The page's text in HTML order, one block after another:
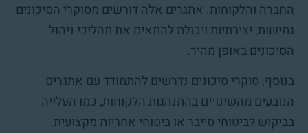
החברה והלקוחות. אתגרים אלה דורשים מסוקרי הסיכונים
גמישות, יצירתיות ויכולת להתאים את תהליכי ניהול
הסיכונים באופן מהיר.
בנוסף, סוקרי סיכונים נדרשים להתמודד עם אתגרים
הנובעים מהשינויים בהתנהגות הלקוחות, כמו העלייה
בביקוש לביטוחי סייבר או ביטוחי אחריות מקצועית.